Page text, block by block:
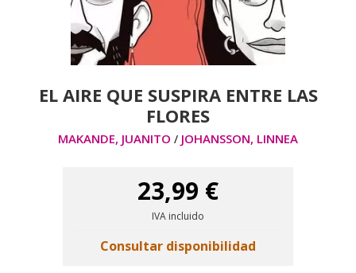
EL AIRE QUE SUSPIRA ENTRE LAS
FLORES
MAKANDE, JUANITO / JOHANSSON, LINNEA
23,99 €
IVA incluido
Consultar disponibilidad